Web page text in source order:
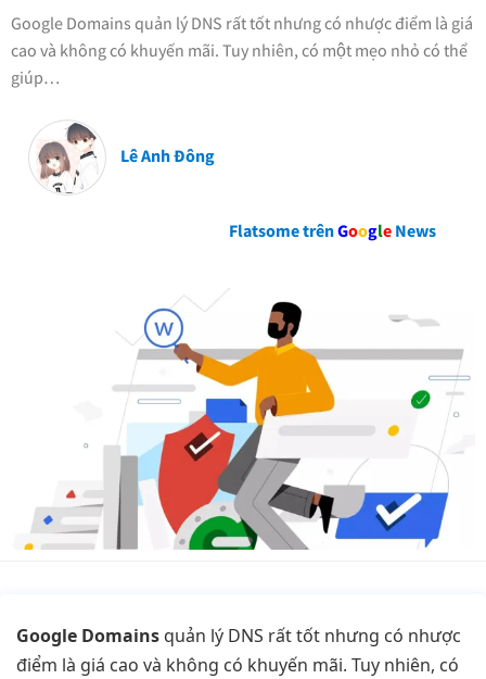
Google Domains quản lý DNS rất tốt nhưng có nhược điểm là giá
cao và không có khuyến mãi. Tuy nhiên, có một mẹo nhỏ có thể
giúp…
Lê Anh Đông
Flatsome trênGoogle News
Google Domains quản lý DNS rất tốt nhưng có nhược
điểm là giá cao và không có khuyến mãi. Tuy nhiên, có